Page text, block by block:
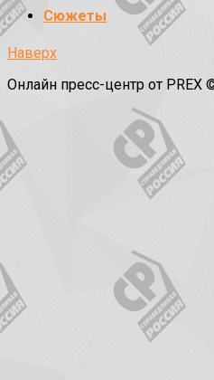
Сюжеты
Наверх
Онлайн пресс-центр от